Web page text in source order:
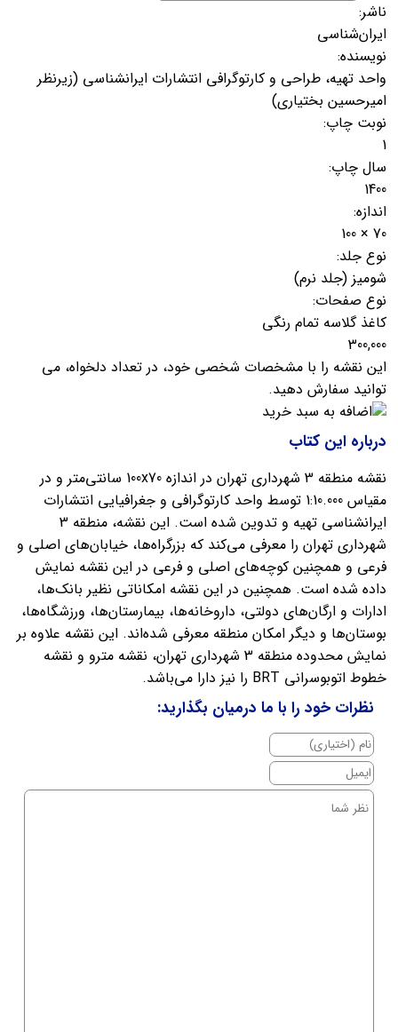
ناشر:
ایران‌شناسی
نویسنده:
واحد تهیه، طراحی و کارتوگرافی انتشارات ایرانشناسی (زیرنظر
امیرحسین بختیاری)
نوبت چاپ:
1
سال چاپ:
1400
اندازه:
70 × 100
نوع جلد:
شومیز (جلد نرم)
نوع صفحات:
کاغذ گلاسه تمام رنگی
300,000
این نقشه را با مشخصات شخصی خود، در تعداد دلخواه، می
توانید سفارش دهید.
اضافه به سبد خرید
درباره این کتاب
نقشه منطقه 3 شهرداری تهران در اندازه 100x70 سانتی‌متر و در
مقیاس 1:10.000 توسط واحد کارتوگرافی و جغرافیایی انتشارات
ایرانشناسی تهیه و تدوین شده است. این نقشه، منطقه 3
شهرداری تهران را معرفی می‌کند که بزرگراه‌ها، خیابان‌های اصلی و
فرعی و همچنین کوچه‌های اصلی و فرعی در این نقشه نمایش
داده شده است. همچنین در این نقشه امکاناتی نظیر بانک‌ها،
ادارات و ارگان‌های دولتی، داروخانه‌ها، بیمارستان‌ها، ورزشگاه‌ها،
بوستان‌ها و دیگر امکان منطقه معرفی شده‌اند. این نقشه علاوه بر
نمایش محدوده منطقه 3 شهرداری تهران، نقشه مترو و نقشه
خطوط اتوبوسرانی BRT را نیز دارا می‌باشد.
نظرات خود را با ما درمیان بگذارید: